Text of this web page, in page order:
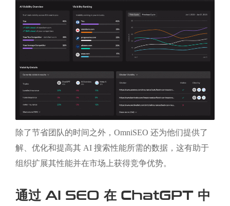
除了节省团队的时间之外，OmniSEO 还为他们提供了
解、优化和提高其 AI 搜索性能所需的数据，这有助于
组织扩展其性能并在市场上获得竞争优势。
通过 AI SEO 在 ChatGPT 中